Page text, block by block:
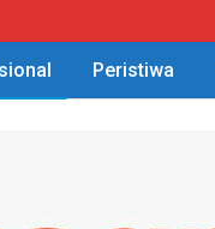
Peristiwa